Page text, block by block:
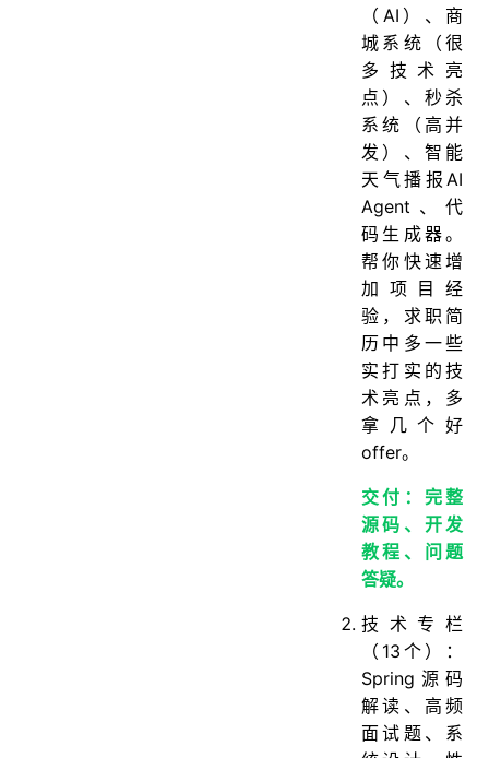
（AI）、商
城系统（很
多技术亮
点）、秒杀
系统（高并
发）、智能
天气播报AI
Agent、代
码生成器。
帮你快速增
加项目经
验，求职简
历中多一些
实打实的技
术亮点，多
拿几个好
offer。
交付：完整
源码、开发
教程、问题
答疑。
技术专栏
（13个）：
Spring源码
解读、高频
面试题、系